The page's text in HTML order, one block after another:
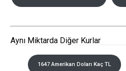
Aynı Miktarda Diğer Kurlar
1647 Amerikan Doları Kaç TL